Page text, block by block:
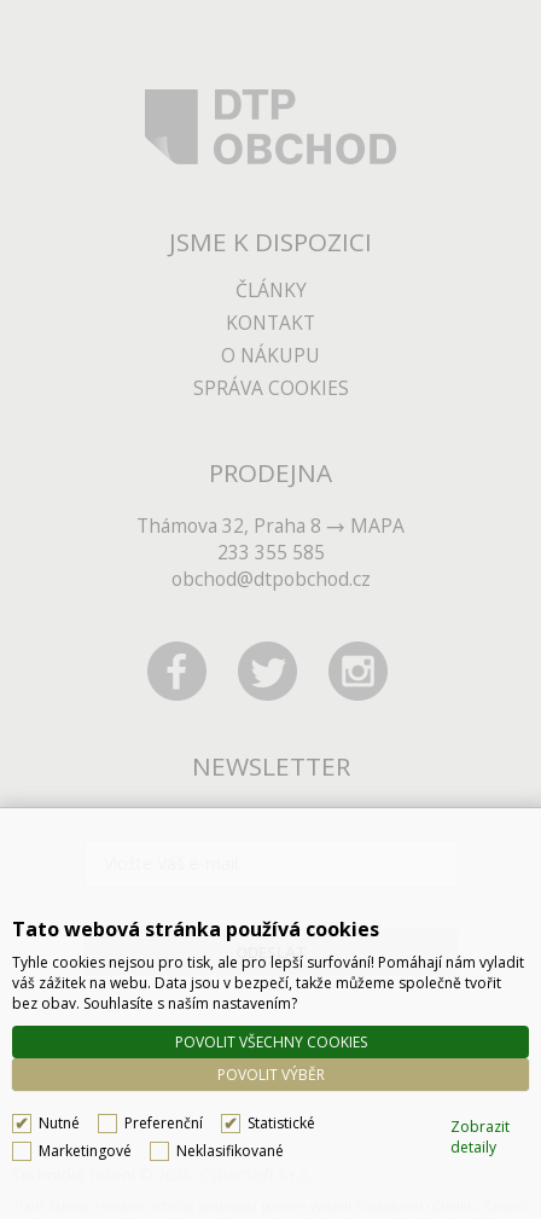
JSME K DISPOZICI
ČLÁNKY
KONTAKT
O NÁKUPU
SPRÁVA COOKIES
PRODEJNA
Thámova 32, Praha 8
MAPA
233 355 585
obchod@dtpobchod.cz
NEWSLETTER
ODESLAT
Tato webová stránka používá cookies
Tyhle cookies nejsou pro tisk, ale pro lepší surfování! Pomáhají nám vyladit
váš zážitek na webu. Data jsou v bezpečí, takže můžeme společně tvořit
bez obav. Souhlasíte s naším nastavením?
POVOLIT VÝBĚR
POVOLIT VŠECHNY COOKIES
Nutné Preferenční
Statistické
Marketingové
Neklasifikované
Zobrazit
detaily